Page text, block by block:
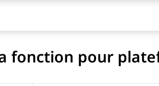
fonction pour